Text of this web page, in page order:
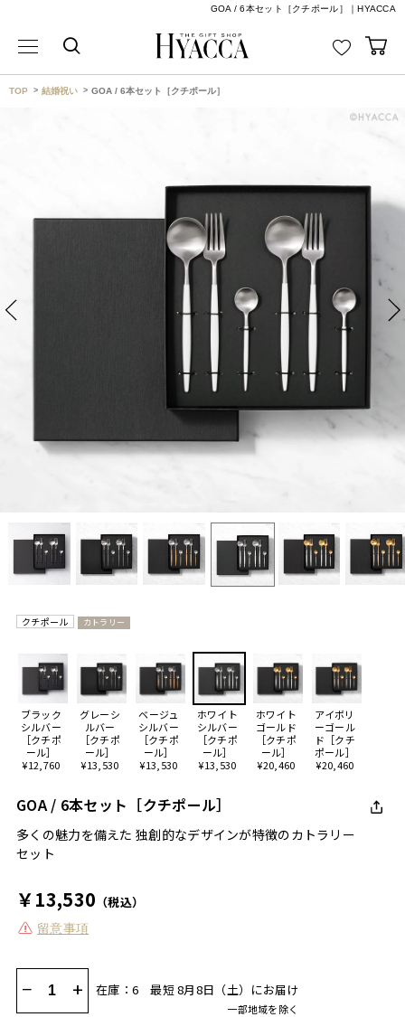
GOA / 6本セット［クチポール］｜HYACCA
TOP 結婚祝い GOA / 6本セット［クチポール］
クチポール カトラリー
ブラック
シルバー
［クチポ
ール］
¥12,760
グレーシ
ルバー
［クチポ
ール］
¥13,530
ベージュ
シルバー
［クチポ
ール］
¥13,530
ホワイト
シルバー
［クチポ
ール］
¥13,530
ホワイト
ゴールド
［クチポ
ール］
¥20,460
アイボリ
ーゴール
ド［クチ
ポール］
¥20,460
GOA / 6本セット［クチポール］
多くの魅力を備えた 独創的なデザインが特徴のカトラリー
セット
￥13,530 （税込）
留意事項
− + 在庫：6 最短 8月8日（土）にお届け
一部地域を除く